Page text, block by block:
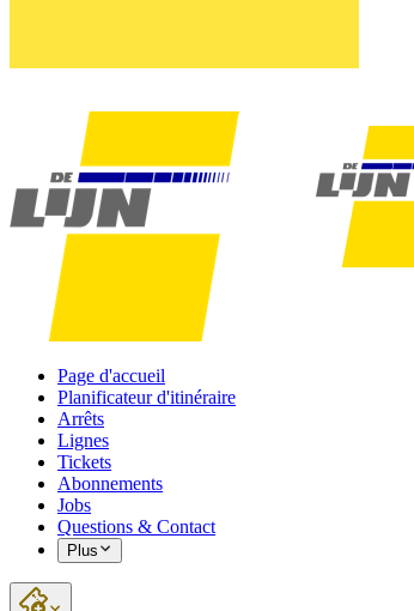
Page d'accueil
Planificateur d'itinéraire
Arrêts
Lignes
Tickets
Abonnements
Jobs
Questions & Contact
Plus